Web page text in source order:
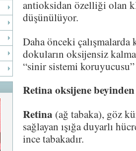
antioksidan özelliği olan
düşünülüyor.
Daha önceki
dokuların oksijensiz
“sinir sistemi
Retina oksijene
Retina (ağ tabaka), göz
sağlayan ışığa duyarlı
ince tabakadır.